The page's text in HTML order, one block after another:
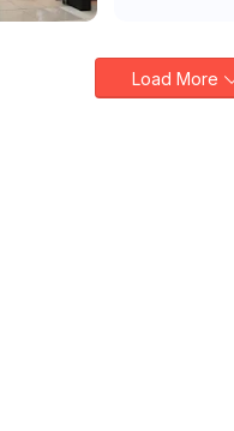
Load More